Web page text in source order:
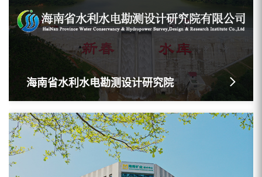
海南省水利水电勘测设计研究院